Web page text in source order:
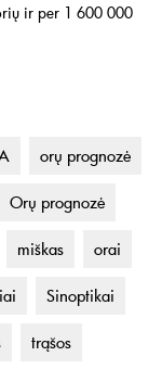
ir per 1 600 000
orų prognozė
Orų prognozė
miškas orai
Sinoptikai
trąšos